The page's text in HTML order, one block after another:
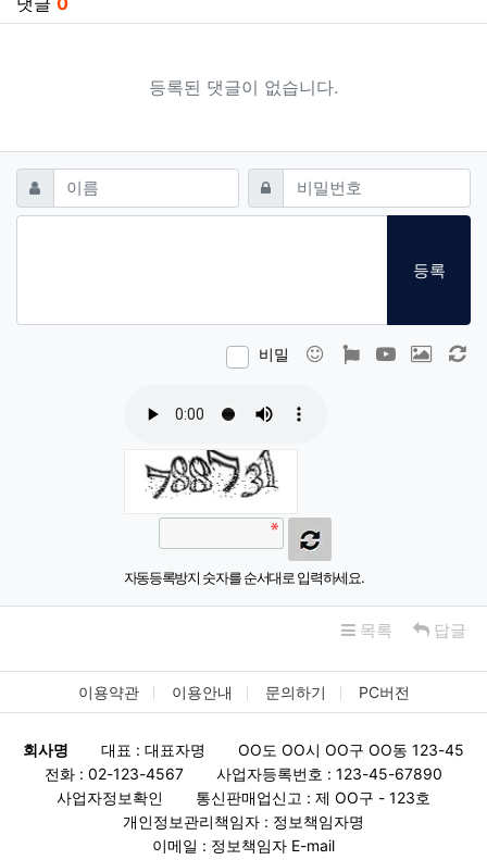
등록된 댓글이 없습니다.
댓글쓰기
이름 필수 비밀번호필수
등록
비밀 이모티콘폰트어썸
동영상 이미지
자동등록방지 숫자를 순서대로 입력하세요.
목록 답글
이용약관 이용안내 문의하기 PC버전
회사명 대표 : 대표자명
OO도 OO시 OO구 OO동 123-45
전화 : 02-123-4567
사업자등록번호 : 123-45-67890
사업자정보확인
통신판매업신고 : 제 OO구 - 123호
개인정보관리책임자 : 정보책임자명
이메일 : 정보책임자 E-mail